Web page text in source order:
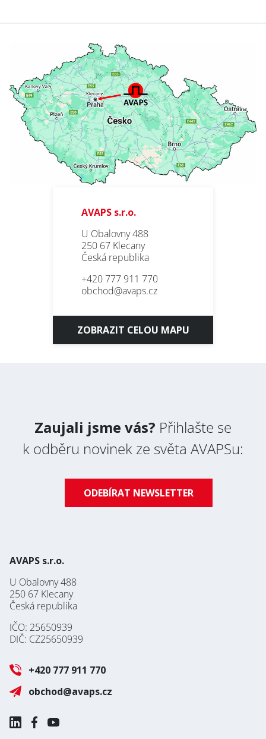
SERVIS
AVAPS s.r.o.
U Obalovny 488
250 67 Klecany
Česká republika
+420 777 911 770
obchod@avaps.cz
ZOBRAZIT CELOU MAPU
Zaujali jsme vás? Přihlašte se
k odběru novinek ze světa AVAPSu:
ODEBÍRAT NEWSLETTER
AVAPS s.r.o.
U Obalovny 488
250 67 Klecany
Česká republika
IČO: 25650939
DIČ: CZ25650939
+420 777 911 770
obchod@avaps.cz
Přihlašte se k odběru
Suscribe to the
Newsletter
Obor / Field